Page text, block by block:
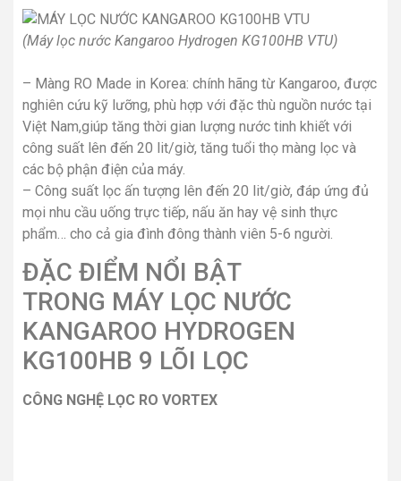
(Máy lọc nước Kangaroo Hydrogen KG100HB VTU)
– Màng RO Made in Korea: chính hãng từ Kangaroo, được
nghiên cứu kỹ lưỡng, phù hợp với đặc thù nguồn nước tại
Việt Nam,giúp tăng thời gian lượng nước tinh khiết với
công suất lên đến 20 lit/giờ, tăng tuổi thọ màng lọc và
các bộ phận điện của máy.
– Công suất lọc ấn tượng lên đến 20 lit/giờ, đáp ứng đủ
mọi nhu cầu uống trực tiếp, nấu ăn hay vệ sinh thực
phẩm… cho cả gia đình đông thành viên 5-6 người.
ĐẶC ĐIỂM NỔI BẬT
TRONG MÁY LỌC NƯỚC
KANGAROO HYDROGEN
KG100HB 9 LÕI LỌC
CÔNG NGHỆ LỌC RO VORTEX